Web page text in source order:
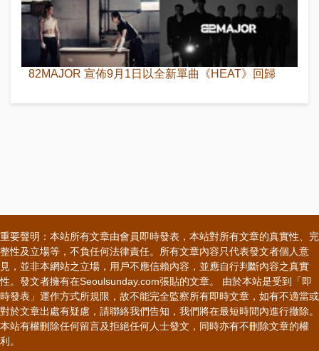
82MAJOR 宣佈9月1日以全新單曲《HEAT》回歸
重要聲明：本站所有文章由會員即時發表，本站對所有文章的真實性、完
整性及立場等，不負任何法律責任。所有文章內容只代表發文者個人意
見，並非本網站之立場，用戶不應信賴內容，並應自行判斷內容之真實
性。發文者擁有在Seoulsunday.com張貼的文章。 由於本站是受到「即
時發表」運作方式所規限，故不能完全監察所有即時文章，如有不適當或
對於文章出處有疑慮，請聯絡我們告知，我們將在最短時間內進行撤除。
本站有權刪除任何留言及拒絕任何人士發文，同時亦有不刪除文章的權
利。